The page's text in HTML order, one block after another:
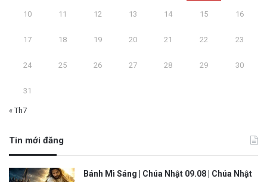
10 11 12 13 14 15 16
17 18 19 20 21 22 23
24 25 26 27 28 29 30
31
« Th7
Tin mới đăng
Bánh Mì Sáng | Chúa Nhật 09.08 | Chúa Nhật